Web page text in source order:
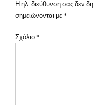
Η ηλ. διεύθυνση σας δεν
σημειώνονται με *
Σχόλιο *